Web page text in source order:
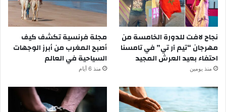
نجاح لافت للدورة الخامسة من
مهرجان “تيم آر تي” في تامسنا
احتفاء بعيد العرش المجيد
منذ يومين
مجلة فرنسية تكشف كيف
أصبح المغرب من أبرز الوجهات
السياحية في العالم
منذ 6 أيام